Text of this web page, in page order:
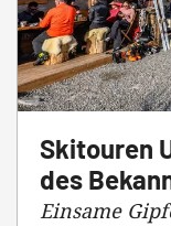
Skitouren
des
Einsame